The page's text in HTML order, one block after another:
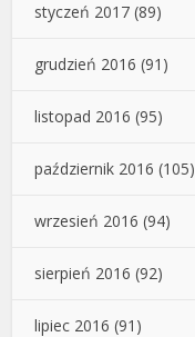
styczeń 2017 (89)
grudzień 2016 (91)
listopad 2016 (95)
październik 2016 (105)
wrzesień 2016 (94)
sierpień 2016 (92)
lipiec 2016 (91)